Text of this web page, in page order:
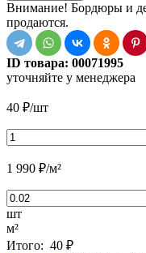
Внимание! Бордюры и
продаются.
ID товара: 00071995
уточняйте у менеджера
40 ₽/шт
1 990 ₽/м²
шт
м²
Итого: 40 ₽